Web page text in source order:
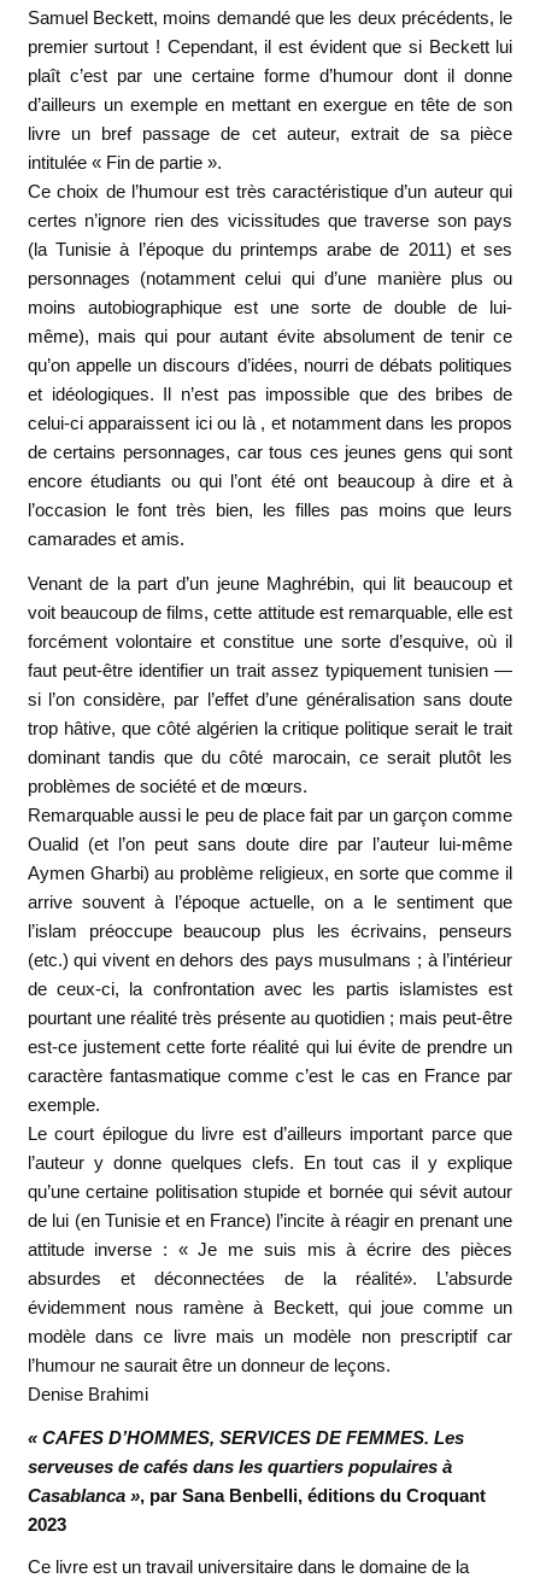
Samuel Beckett, moins demandé que les deux précédents, le
premier surtout ! Cependant, il est évident que si Beckett lui
plaît c’est par une certaine forme d’humour dont il donne
d’ailleurs un exemple en mettant en exergue en tête de son
livre un bref passage de cet auteur, extrait de sa pièce
intitulée « Fin de partie ».
Ce choix de l’humour est très caractéristique d’un auteur qui
certes n’ignore rien des vicissitudes que traverse son pays
(la Tunisie à l’époque du printemps arabe de 2011) et ses
personnages (notamment celui qui d’une manière plus ou
moins autobiographique est une sorte de double de lui-
même), mais qui pour autant évite absolument de tenir ce
qu’on appelle un discours d’idées, nourri de débats politiques
et idéologiques. Il n’est pas impossible que des bribes de
celui-ci apparaissent ici ou là , et notamment dans les propos
de certains personnages, car tous ces jeunes gens qui sont
encore étudiants ou qui l’ont été ont beaucoup à dire et à
l’occasion le font très bien, les filles pas moins que leurs
camarades et amis.
Venant de la part d’un jeune Maghrébin, qui lit beaucoup et
voit beaucoup de films, cette attitude est remarquable, elle est
forcément volontaire et constitue une sorte d’esquive, où il
faut peut-être identifier un trait assez typiquement tunisien —
si l’on considère, par l’effet d’une généralisation sans doute
trop hâtive, que côté algérien la critique politique serait le trait
dominant tandis que du côté marocain, ce serait plutôt les
problèmes de société et de mœurs.
Remarquable aussi le peu de place fait par un garçon comme
Oualid (et l’on peut sans doute dire par l’auteur lui-même
Aymen Gharbi) au problème religieux, en sorte que comme il
arrive souvent à l’époque actuelle, on a le sentiment que
l’islam préoccupe beaucoup plus les écrivains, penseurs
(etc.) qui vivent en dehors des pays musulmans ; à l’intérieur
de ceux-ci, la confrontation avec les partis islamistes est
pourtant une réalité très présente au quotidien ; mais peut-être
est-ce justement cette forte réalité qui lui évite de prendre un
caractère fantasmatique comme c’est le cas en France par
exemple.
Le court épilogue du livre est d’ailleurs important parce que
l’auteur y donne quelques clefs. En tout cas il y explique
qu’une certaine politisation stupide et bornée qui sévit autour
de lui (en Tunisie et en France) l’incite à réagir en prenant une
attitude inverse : « Je me suis mis à écrire des pièces
absurdes et déconnectées de la réalité». L’absurde
évidemment nous ramène à Beckett, qui joue comme un
modèle dans ce livre mais un modèle non prescriptif car
l’humour ne saurait être un donneur de leçons.
Denise Brahimi
« CAFES D’HOMMES, SERVICES DE FEMMES. Les
serveuses de cafés dans les quartiers populaires à
Casablanca », par Sana Benbelli, éditions du Croquant
2023
Ce livre est un travail universitaire dans le domaine de la